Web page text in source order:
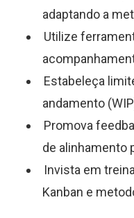
adaptando a
Utilize
Estabeleça
andamento
Promova
de alinhamento
Invista em
Kanban e